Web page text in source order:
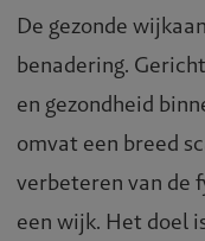
De gezonde
benadering.
en gezondheid
omvat een breed
verbeteren van de
een wijk. Het doel